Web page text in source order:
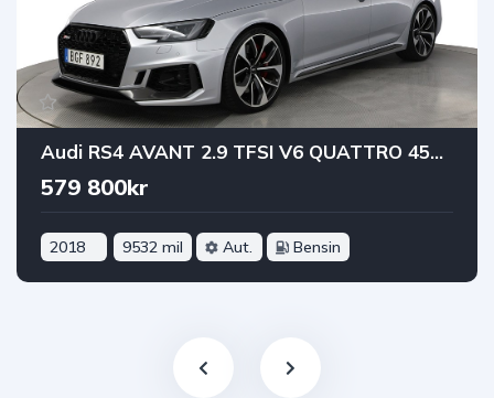
Audi RS4 AVANT 2.9 TFSI V6 QUATTRO 450HK PANO B&O® B-KAM 3-ZON
579 800kr
2018 9532 mil Aut. Bensin